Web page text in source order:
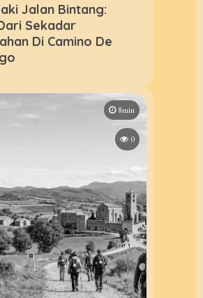
Jalan Bintang:
Sekadar
Di Camino De
8min
0